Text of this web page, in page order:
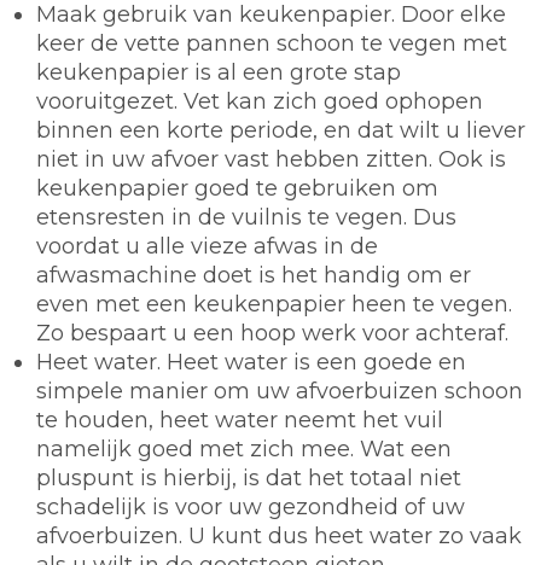
Maak gebruik van keukenpapier. Door elke
keer de vette pannen schoon te vegen met
keukenpapier is al een grote stap
vooruitgezet. Vet kan zich goed ophopen
binnen een korte periode, en dat wilt u liever
niet in uw afvoer vast hebben zitten. Ook is
keukenpapier goed te gebruiken om
etensresten in de vuilnis te vegen. Dus
voordat u alle vieze afwas in de
afwasmachine doet is het handig om er
even met een keukenpapier heen te vegen.
Zo bespaart u een hoop werk voor achteraf.
Heet water. Heet water is een goede en
simpele manier om uw afvoerbuizen schoon
te houden, heet water neemt het vuil
namelijk goed met zich mee. Wat een
pluspunt is hierbij, is dat het totaal niet
schadelijk is voor uw gezondheid of uw
afvoerbuizen. U kunt dus heet water zo vaak